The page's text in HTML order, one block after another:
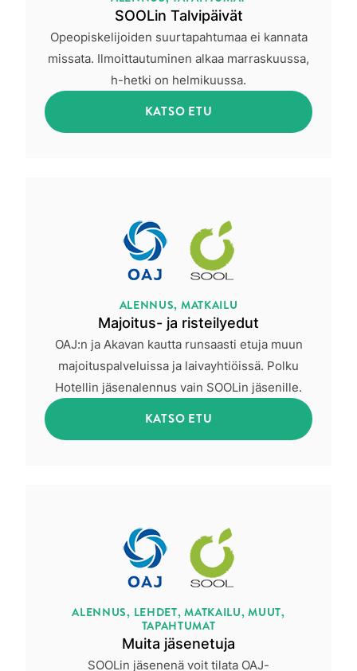
SOOLin Talvipäivät
Opeopiskelijoiden suurtapahtumaa ei kannata
missata. Ilmoittautuminen alkaa marraskuussa,
h-hetki on helmikuussa.
KATSO ETU
Majoitus- ja risteilyedut
ALENNUS, MATKAILU
OAJ:n ja Akavan kautta runsaasti etuja muun
majoituspalveluissa ja laivayhtiöissä. Polku
Hotellin jäsenalennus vain SOOLin jäsenille.
KATSO ETU
Muita jäsenetuja
ALENNUS, LEHDET, MATKAILU, MUUT,
TAPAHTUMAT
SOOLin jäsenenä voit tilata OAJ-